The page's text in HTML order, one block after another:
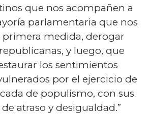
que nos acompañen a
parlamentaria que nos
medida, derogar
y luego, que
los sentimientos
por el ejercicio de
de populismo, con sus
atraso y desigualdad.”